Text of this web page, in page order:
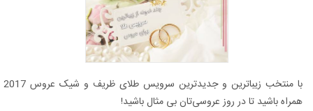
با منتخب زیباترین و جدیدترین سرویس طلای ظریف و شیک عروس 2017
همراه باشید تا در روز عروسی‌تان بی مثال باشید!